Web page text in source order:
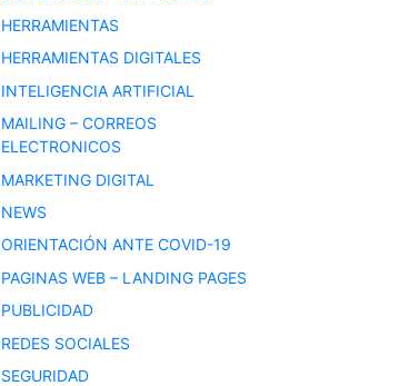
HERRAMIENTAS
HERRAMIENTAS DIGITALES
INTELIGENCIA ARTIFICIAL
MAILING – CORREOS
ELECTRONICOS
MARKETING DIGITAL
NEWS
ORIENTACIÓN ANTE COVID-19
PAGINAS WEB – LANDING PAGES
PUBLICIDAD
REDES SOCIALES
SEGURIDAD